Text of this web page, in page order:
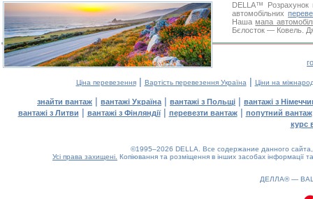
DELLA™
Розрахунок
автомобільних
Нашамапа
Бєлосток — Ковель.
Ціна перевезення| Вартість перевезення Україна | Ціни на
знайти вантаж | вантажі Україна | вантажі з Польщі | вантажі з
вантажі з Литви | вантажі з Фінляндії| перевезти вантаж| попутний вантаж
курс
©1995–2026 DELLA. Все содержание данного
Усі права захищені. Копіювання та розміщення в інших засобах інформації
ДЕЛЛА® —